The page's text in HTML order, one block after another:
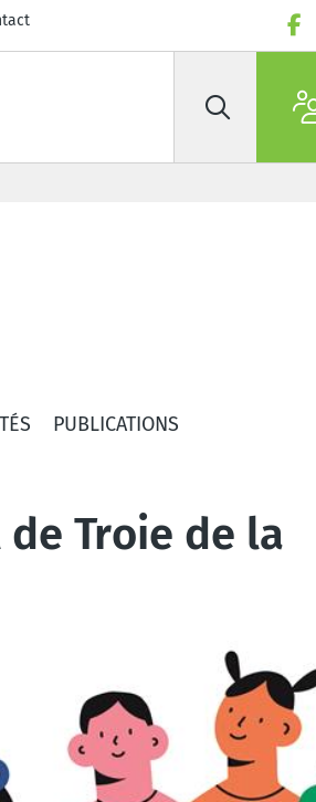
Rechercher
PUBLICATIONS
Troie de la